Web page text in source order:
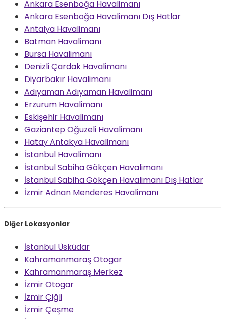
Ankara Esenboğa Havalimanı
Ankara Esenboğa Havalimanı Dış Hatlar
Antalya Havalimanı
Batman Havalimanı
Bursa Havalimanı
Denizli Çardak Havalimanı
Diyarbakır Havalimanı
Adıyaman Adıyaman Havalimanı
Erzurum Havalimanı
Eskişehir Havalimanı
Gaziantep Oğuzeli Havalimanı
Hatay Antakya Havalimanı
İstanbul Havalimanı
İstanbul Sabiha Gökçen Havalimanı
İstanbul Sabiha Gökçen Havalimanı Dış Hatlar
İzmir Adnan Menderes Havalimanı
Diğer Lokasyonlar
İstanbul Üsküdar
Kahramanmaraş Otogar
Kahramanmaraş Merkez
İzmir Otogar
İzmir Çiğli
İzmir Çeşme